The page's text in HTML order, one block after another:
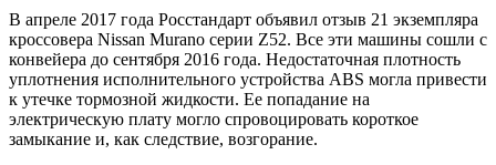
В апреле 2017 года Росстандарт объявил отзыв 21 экземпляра
кроссовера Nissan Murano серии Z52. Все эти машины сошли с
конвейера до сентября 2016 года. Недостаточная плотность
уплотнения исполнительного устройства ABS могла привести
к утечке тормозной жидкости. Ее попадание на
электрическую плату могло спровоцировать короткое
замыкание и, как следствие, возгорание.